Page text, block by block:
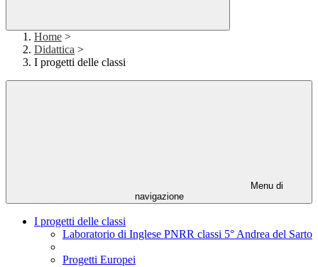
Home >
Didattica >
I progetti delle classi
Menu di
navigazione
I progetti delle classi
Laboratorio di Inglese PNRR classi 5° Andrea del Sarto
Progetti Europei